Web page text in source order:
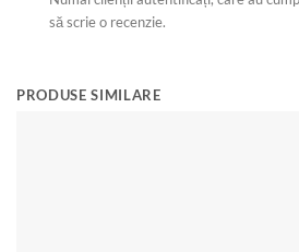
să scrie o recenzie.
PRODUSE SIMILARE